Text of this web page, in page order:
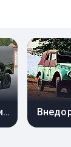
Внедорожник 3 дв.